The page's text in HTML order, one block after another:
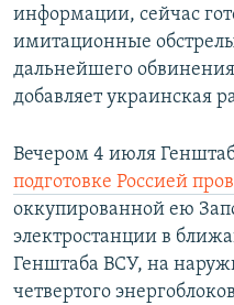
информации, сейчас
имитационные
дальнейшего
добавляет украинская
Вечером 4 июля
подготовке Россией
оккупированной ею
электростанции в
Генштаба ВСУ, на
четвертого